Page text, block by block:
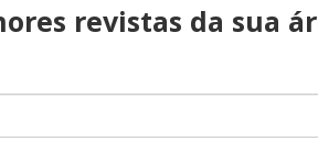
revistas da sua